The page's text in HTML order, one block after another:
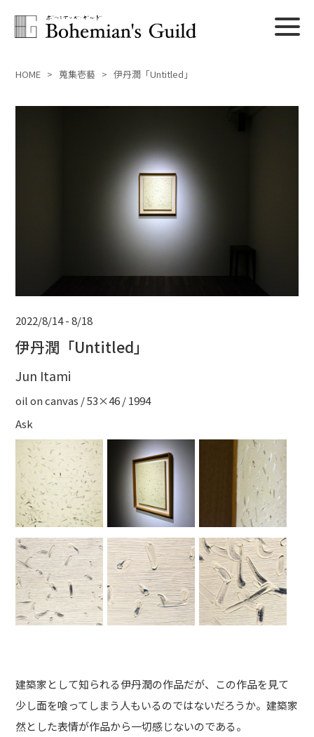
HOME > 蒐集壱藝 > 伊丹潤「Untitled」
2022/8/14 - 8/18
伊丹潤「Untitled」
Jun Itami
oil on canvas / 53×46 / 1994
Ask
建築家として知られる伊丹潤の作品だが、この作品を見て
少し面を喰ってしまう人もいるのではないだろうか。建築家
然とした表情が作品から一切感じないのである。